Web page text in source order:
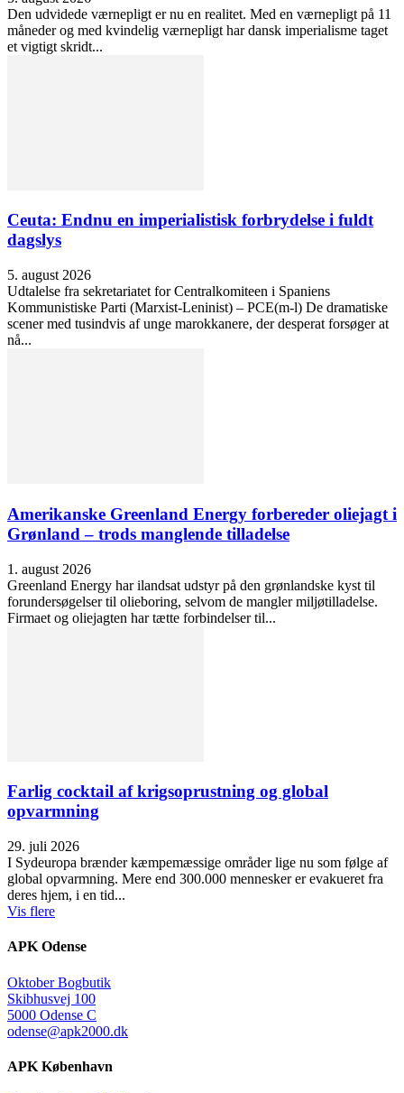
Den udvidede værnepligt er nu en realitet. Med en værnepligt på 11
måneder og med kvindelig værnepligt har dansk imperialisme taget
et vigtigt skridt...
Ceuta: Endnu en imperialistisk forbrydelse i fuldt
dagslys
5. august 2026
Udtalelse fra sekretariatet for Centralkomiteen i Spaniens
Kommunistiske Parti (Marxist-Leninist) – PCE(m-l) De dramatiske
scener med tusindvis af unge marokkanere, der desperat forsøger at
nå...
Amerikanske Greenland Energy forbereder oliejagt i
Grønland – trods manglende tilladelse
1. august 2026
Greenland Energy har ilandsat udstyr på den grønlandske kyst til
forundersøgelser til olieboring, selvom de mangler miljøtilladelse.
Firmaet og oliejagten har tætte forbindelser til...
Farlig cocktail af krigsoprustning og global
opvarmning
29. juli 2026
I Sydeuropa brænder kæmpemæssige områder lige nu som følge af
global opvarmning. Mere end 300.000 mennesker er evakueret fra
deres hjem, i en tid...
Vis flere
APK Odense
Oktober Bogbutik
Skibhusvej 100
5000 Odense C
odense@apk2000.dk
APK København